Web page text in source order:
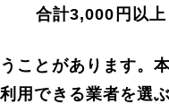
合計3,000円以上
ことがあります。
できる業者を選